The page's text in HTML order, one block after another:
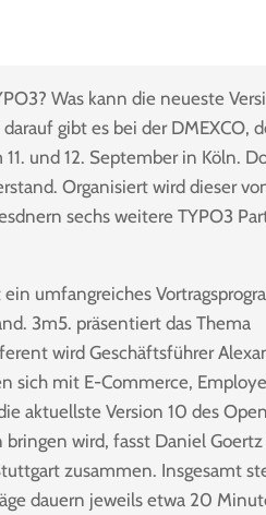
Was kann die neueste
gibt es bei der DMEXCO,
11. und 12. September in Köln.
Organisiert wird dieser
sechs weitere TYPO3
umfangreiches
3m5. präsentiert das Thema
wird Geschäftsführer
sich mit E-Commerce,
aktuellste Version 10 des
wird, fasst Daniel
zusammen. Insgesamt
dauern jeweils etwa 20